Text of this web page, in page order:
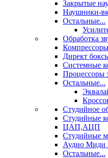
Закрытые
Наушники-
Остальные...
Обработка
Компрессоры
Директ
Системные
Процессоры
Остальные...
Студийное
Студийные
ЦАП,АЦП
Студийные
Аудио Миди
Остальные...